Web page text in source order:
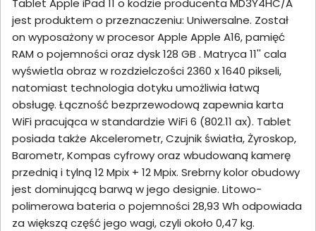
Tablet Apple iPad 11 o kodzie producenta MD3Y4HC/A
jest produktem o przeznaczeniu: Uniwersalne. Został
on wyposażony w procesor Apple Apple A16, pamięć
RAM o pojemności oraz dysk 128 GB . Matryca 11'' cala
wyświetla obraz w rozdzielczości 2360 x 1640 pikseli,
natomiast technologia dotyku umożliwia łatwą
obsługę. Łączność bezprzewodową zapewnia karta
WiFi pracująca w standardzie WiFi 6 (802.11 ax). Tablet
posiada także Akcelerometr, Czujnik światła, Żyroskop,
Barometr, Kompas cyfrowy oraz wbudowaną kamerę
przednią i tylną 12 Mpix + 12 Mpix. Srebrny kolor obudowy
jest dominującą barwą w jego designie. Litowo-
polimerowa bateria o pojemności 28,93 Wh odpowiada
za większą część jego wagi, czyli około 0,47 kg.